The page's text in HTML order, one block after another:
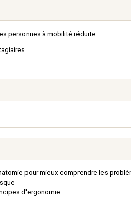
personnes à mobilité réduite
pour mieux comprendre les
d'ergonomie